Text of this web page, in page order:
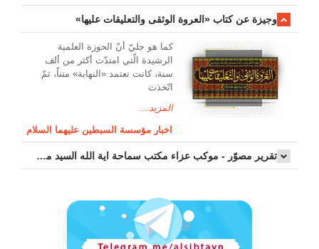
وجیزة عن کتاب «العروة الوثقی والتعلیقات علیها»
کما هو جليّ أنّ الحوزة العلمیة
الرشیدة الّتي امتدّت أكثر من ألف
سنة، كانت تعتمد «النهاية» متناً، ثمّ
اتّخذت
المزيد...
اخبار مؤسسة السبطين عليهما السلام
تقرير مصوّر - موكب عزاء مکتب سماحة اية الله السيد مرتضى الموسوي الاصفهاني في يوم إستشهاد السيدة فاطم...